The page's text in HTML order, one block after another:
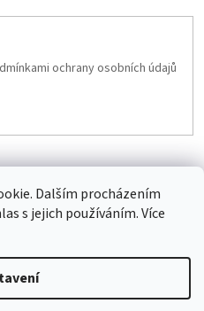
Dalším procházením
s jejich používáním. Více
ochrany osobních údajů